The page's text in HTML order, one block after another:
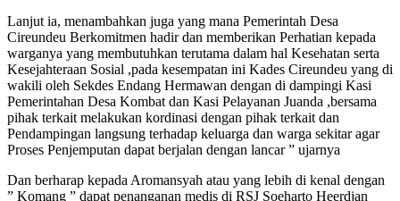
Lanjut ia, menambahkan juga yang mana Pemerintah Desa
Cireundeu Berkomitmen hadir dan memberikan Perhatian kepada
warganya yang membutuhkan terutama dalam hal Kesehatan serta
Kesejahteraan Sosial ,pada kesempatan ini Kades Cireundeu yang di
wakili oleh Sekdes Endang Hermawan dengan di dampingi Kasi
Pemerintahan Desa Kombat dan Kasi Pelayanan Juanda ,bersama
pihak terkait melakukan kordinasi dengan pihak terkait dan
Pendampingan langsung terhadap keluarga dan warga sekitar agar
Proses Penjemputan dapat berjalan dengan lancar ” ujarnya
Dan berharap kepada Aromansyah atau yang lebih di kenal dengan
” Komang ” dapat penanganan medis di RSJ Soeharto Heerdjan